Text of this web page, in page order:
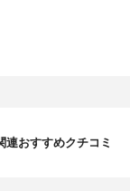
連おすすめクチコミ